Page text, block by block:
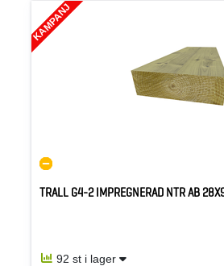
KAMPANJ
TRALL G4-2 IMPREGNERAD NTR AB
92 st i lager